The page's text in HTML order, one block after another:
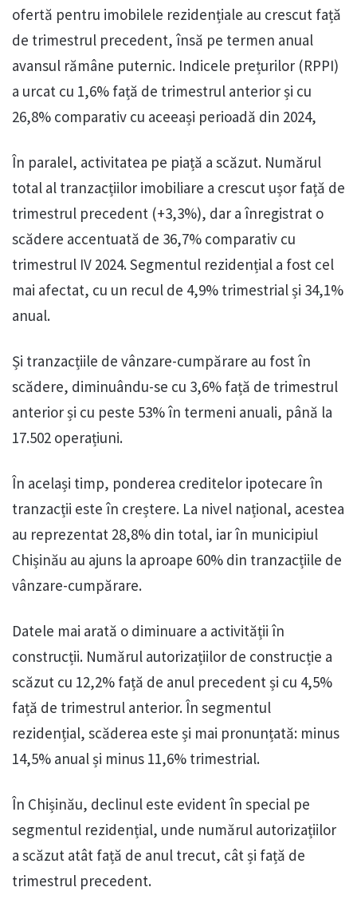
ofertă pentru imobilele rezidențiale au crescut față
de trimestrul precedent, însă pe termen anual
avansul rămâne puternic. Indicele prețurilor (RPPI)
a urcat cu 1,6% față de trimestrul anterior și cu
26,8% comparativ cu aceeași perioadă din 2024,
În paralel, activitatea pe piață a scăzut. Numărul
total al tranzacțiilor imobiliare a crescut ușor față de
trimestrul precedent (+3,3%), dar a înregistrat o
scădere accentuată de 36,7% comparativ cu
trimestrul IV 2024. Segmentul rezidențial a fost cel
mai afectat, cu un recul de 4,9% trimestrial și 34,1%
anual.
Și tranzacțiile de vânzare-cumpărare au fost în
scădere, diminuându-se cu 3,6% față de trimestrul
anterior și cu peste 53% în termeni anuali, până la
17.502 operațiuni.
În același timp, ponderea creditelor ipotecare în
tranzacții este în creștere. La nivel național, acestea
au reprezentat 28,8% din total, iar în municipiul
Chișinău au ajuns la aproape 60% din tranzacțiile de
vânzare-cumpărare.
Datele mai arată o diminuare a activității în
construcții. Numărul autorizațiilor de construcție a
scăzut cu 12,2% față de anul precedent și cu 4,5%
față de trimestrul anterior. În segmentul
rezidențial, scăderea este și mai pronunțată: minus
14,5% anual și minus 11,6% trimestrial.
În Chișinău, declinul este evident în special pe
segmentul rezidențial, unde numărul autorizațiilor
a scăzut atât față de anul trecut, cât și față de
trimestrul precedent.